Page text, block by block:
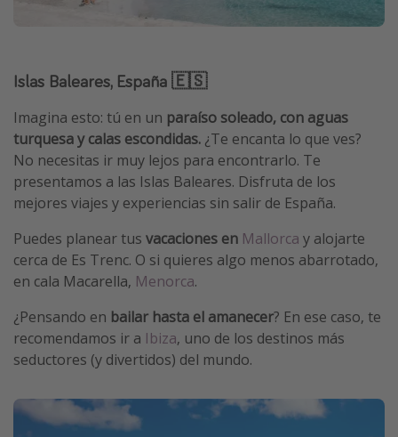
Islas Baleares, España 🇪🇸
Imagina esto: tú en un paraíso soleado, con aguas
turquesa y calas escondidas. ¿Te encanta lo que ves?
No necesitas ir muy lejos para encontrarlo. Te
presentamos a las Islas Baleares. Disfruta de los
mejores viajes y experiencias sin salir de España.
Puedes planear tus vacaciones en Mallorca y alojarte
cerca de Es Trenc. O si quieres algo menos abarrotado,
en cala Macarella, Menorca.
¿Pensando en bailar hasta el amanecer? En ese caso, te
recomendamos ir a Ibiza, uno de los destinos más
seductores (y divertidos) del mundo.